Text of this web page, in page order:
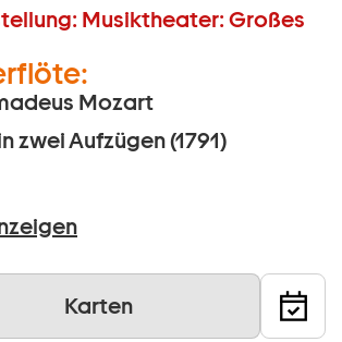
Musiktheater: Großes
Mozart
zwei Aufzügen (1791)
Karten